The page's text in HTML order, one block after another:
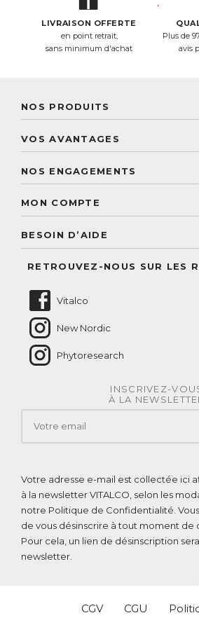
LIVRAISON OFFERTE
en point retrait,
sans minimum d'achat
Plus de
avis
NOS PRODUITS
Laboratoire Landais
Découvrez le catalogue
VOS AVANTAGES
Paiement sécurisé
Conseils personnalisés
NOS ENGAGEMENTS
Conseil personnalisé
MON COMPTE
BESOIN D’AIDE
RETROUVEZ-NOUS SUR LES
Vitalco
New Nordic
Phytoresearch
INSCRIVEZ-
À LA
Votre adresse e-mail est collectée ici
à la newsletter VITALCO, selon les
notre Politique de Confidentialité .
de vous désinscrire à tout moment de
Pour cela, un lien de désinscription
newsletter.
CGV CGU